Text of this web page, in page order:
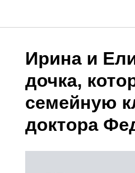
Ирина и
дочка,
семейную
доктора